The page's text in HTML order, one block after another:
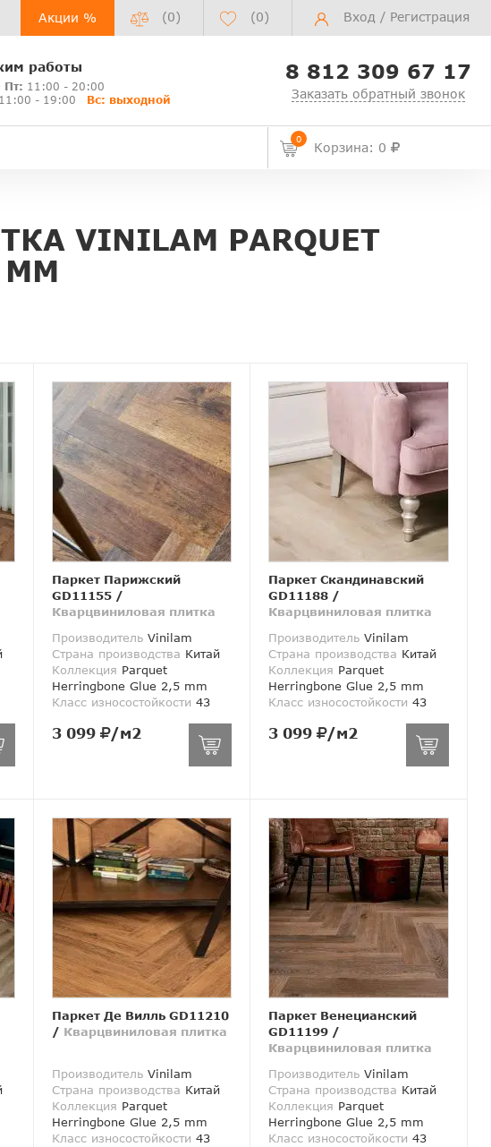
Акции % (0) (0) Вход / Регистрация
работы
Пт: 11:00 - 20:00
11:00 - 19:00 Вс: выходной
8 812 309 67 17
Заказать обратный звонок
0
Корзина: 0
VINILAM PARQUET
ММ
Паркет Парижский
GD11155/
Кварцвиниловая плитка
ПроизводительVinilam
Страна производства Китай
Коллекция Parquet
Herringbone Glue 2,5 mm
Класс износостойкости 43
3 099 /м2
Паркет Скандинавский
GD11188 /
Кварцвиниловая плитка
Производитель Vinilam
Страна производства Китай
Коллекция Parquet
Herringbone Glue 2,5 mm
Класс износостойкости 43
3 099 /м2
Паркет Де Вилль GD11210
/ Кварцвиниловая плитка
ПроизводительVinilam
Страна производства Китай
Коллекция Parquet
Herringbone Glue 2,5 mm
Класс износостойкости 43
Паркет Венецианский
GD11199 /
Кварцвиниловая плитка
Производитель Vinilam
Страна производства Китай
Коллекция Parquet
Herringbone Glue 2,5 mm
Класс износостойкости 43